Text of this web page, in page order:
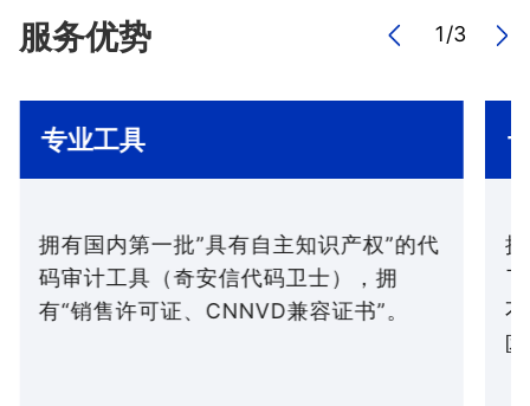
服务优势 1/3
专业工具
拥有国内第一批”具有自主知识产权”的代
码审计工具（奇安信代码卫士），拥
有“销售许可证、CNNVD兼容证书”。